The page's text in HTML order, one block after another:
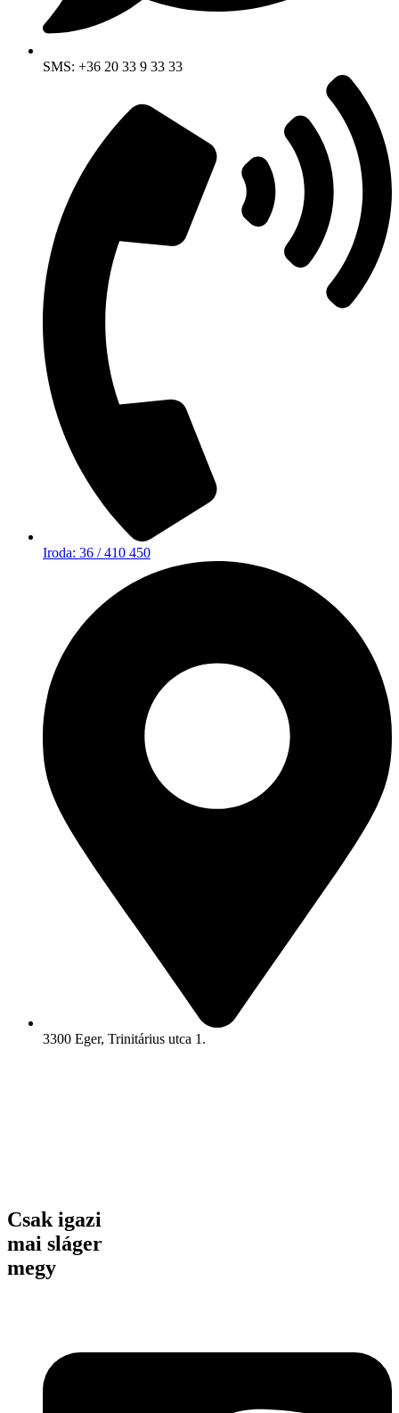
SMS: +36 20 33 9 33 33
Iroda: 36 / 410 450
3300 Eger, Trinitárius utca 1.
Csak igazi
mai sláger
megy